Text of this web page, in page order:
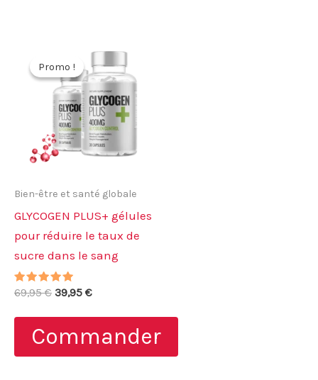
Promo !
Promo !
Bien-être et santé globale
GLYCOGEN PLUS+ gélules
pour réduire le taux de
sucre dans le sang
Note
69,95€ Le
initial
était :
69,95 €.
39,95 €Le
actuel
est :
39,95 €.
Commander